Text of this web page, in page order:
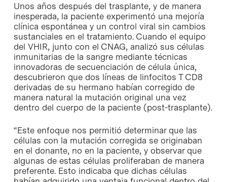
Unos años después del trasplante, y de manera
inesperada, la paciente experimentó una mejoría
clínica espontánea y un control viral sin cambios
sustanciales en el tratamiento. Cuando el equipo
del VHIR, junto con el CNAG, analizó sus células
inmunitarias de la sangre mediante técnicas
innovadoras de secuenciación de célula única,
descubrieron que dos líneas de linfocitos T CD8
derivadas de su hermano habían corregido de
manera natural la mutación original una vez
dentro del cuerpo de la paciente (post-trasplante).
“Este enfoque nos permitió determinar que las
células con la mutación corregida se originaban
en el donante, no en la paciente, y observar que
algunas de estas células proliferaban de manera
preferente. Esto indicaba que dichas células